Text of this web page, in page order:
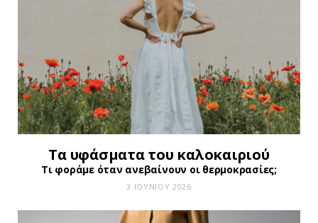
Τα υφάσματα του καλοκαιριού
Τι φοράμε όταν ανεβαίνουν οι θερμοκρασίες;
3 ΙΟΥΝΊΟΥ 2026